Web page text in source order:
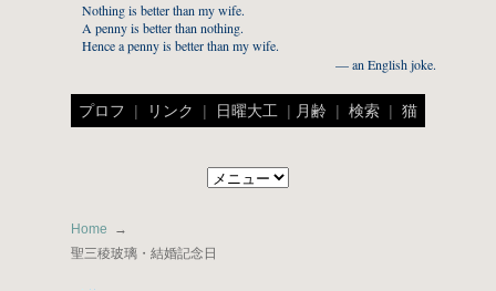
Nothing is better than my wife.
A penny is better than nothing.
Hence a penny is better than my wife.
— an English joke.
プロフ | リンク | 日曜大工 | 月齢 | 検索 | 猫
Home
聖三稜玻璃・結婚記念日